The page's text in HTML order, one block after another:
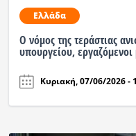
Ραδιόφωνο LIVE
Ελλάδα
Ο νόμος της τεράστιας
υπουργείου,
Κυριακή, 07/06/2026 -